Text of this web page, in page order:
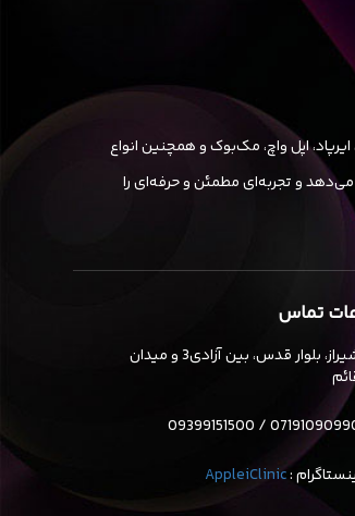
اپل واچ، مک‌بوک و همچنین انواع
و تجربه‌ای مطمئن و حرفه‌ای را
تماس
شیراز، بلوار قدس، بین آزادی3 و میدان
07191090990 /
:
AppleiClinic